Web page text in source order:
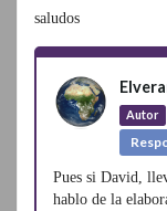
saludos
Autor
Pues si David,
hablo de la